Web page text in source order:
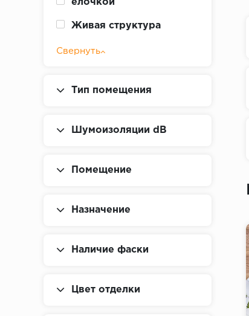
елочкой
Живая структура
крошка
Свернуть
Тип помещения
Шумоизоляции dB
Помещение
Назначение
Наличие фаски
Цвет отделки